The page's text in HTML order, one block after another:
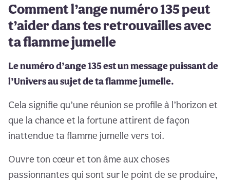
Comment l’ange numéro 135 peut
t’aider dans tes retrouvailles avec
ta flamme jumelle
Le numéro d’ange 135 est un message puissant de
l’Univers au sujet de ta flamme jumelle.
Cela signifie qu’une réunion se profile à l’horizon et
que la chance et la fortune attirent de façon
inattendue ta flamme jumelle vers toi.
Ouvre ton cœur et ton âme aux choses
passionnantes qui sont sur le point de se produire,